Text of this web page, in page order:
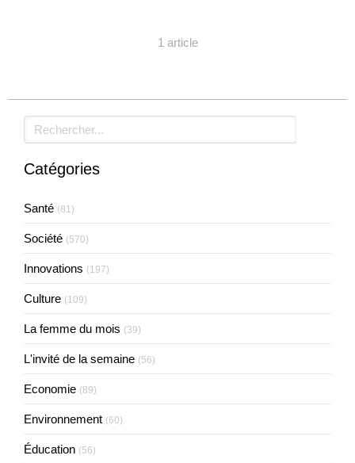
1 article
Rechercher
Catégories
Santé (81)
Société (570)
Innovations (197)
Culture (109)
La femme du mois (39)
L'invité de la semaine (56)
Economie (89)
Environnement (60)
Éducation (56)